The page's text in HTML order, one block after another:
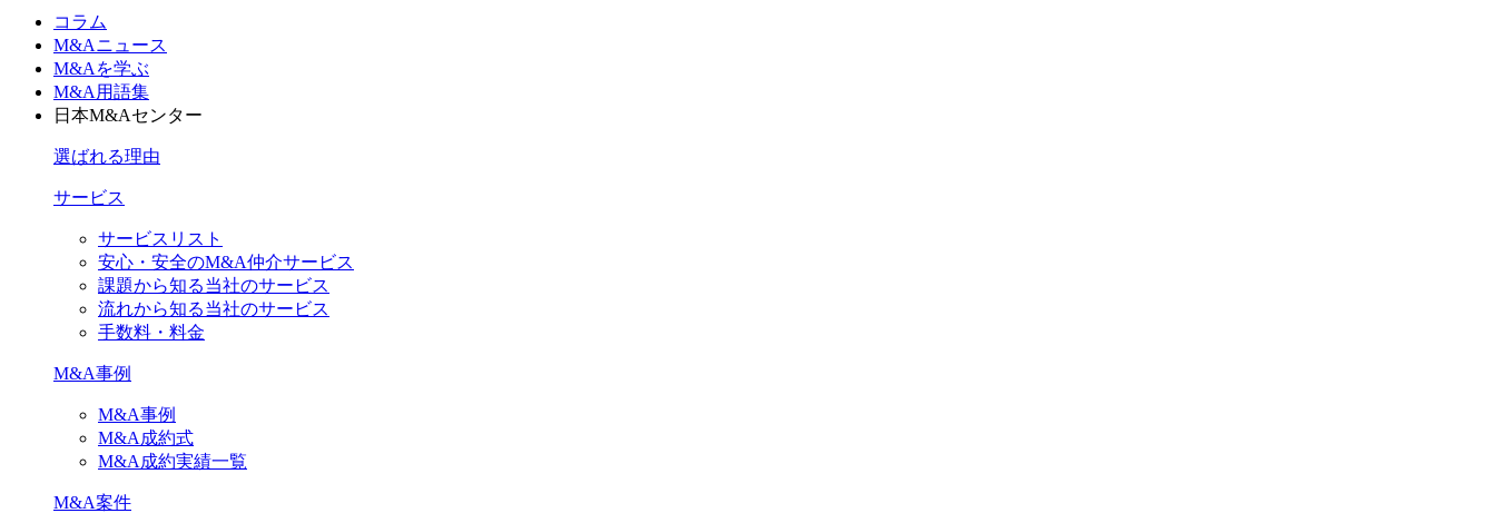
コラム
M&Aニュース
M&Aを学ぶ
M&A用語集
日本M&Aセンター
選ばれる理由
サービス
サービスリスト
安心・安全のM&A仲介サービス
課題から知る当社のサービス
流れから知る当社のサービス
手数料・料金
M&A事例
M&A事例
M&A成約式
M&A成約実績一覧
M&A案件